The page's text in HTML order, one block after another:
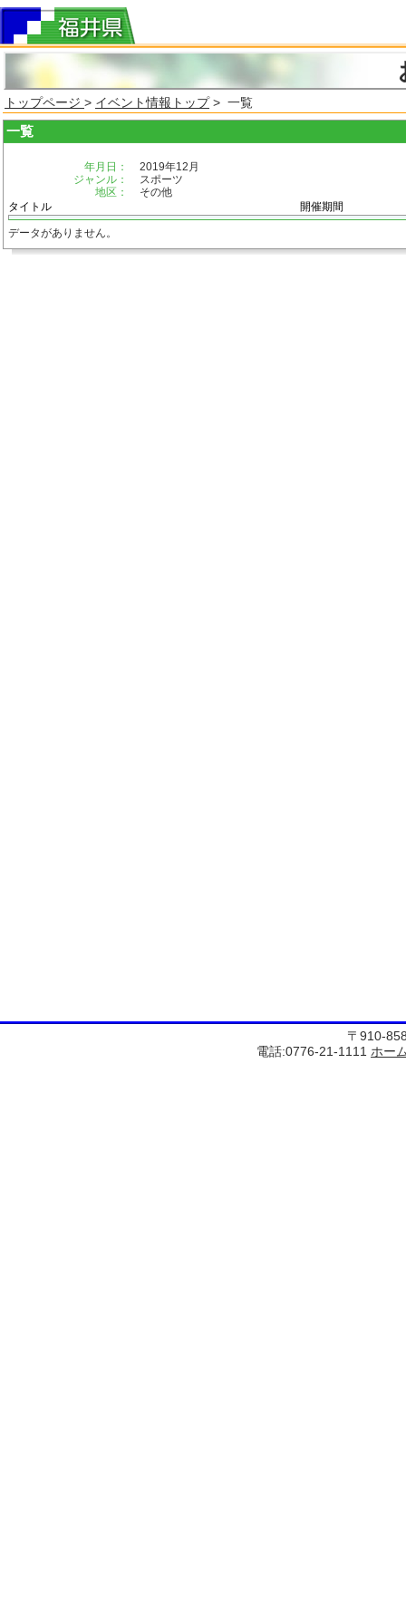
トップページ > イベント情報トップ> 一覧
一覧
年月日：
2019年12月
ジャンル：
スポーツ
地区：
その他
タイトル
開催期間
データがありません。
〒910-
電話:0776-21-1111 ホー